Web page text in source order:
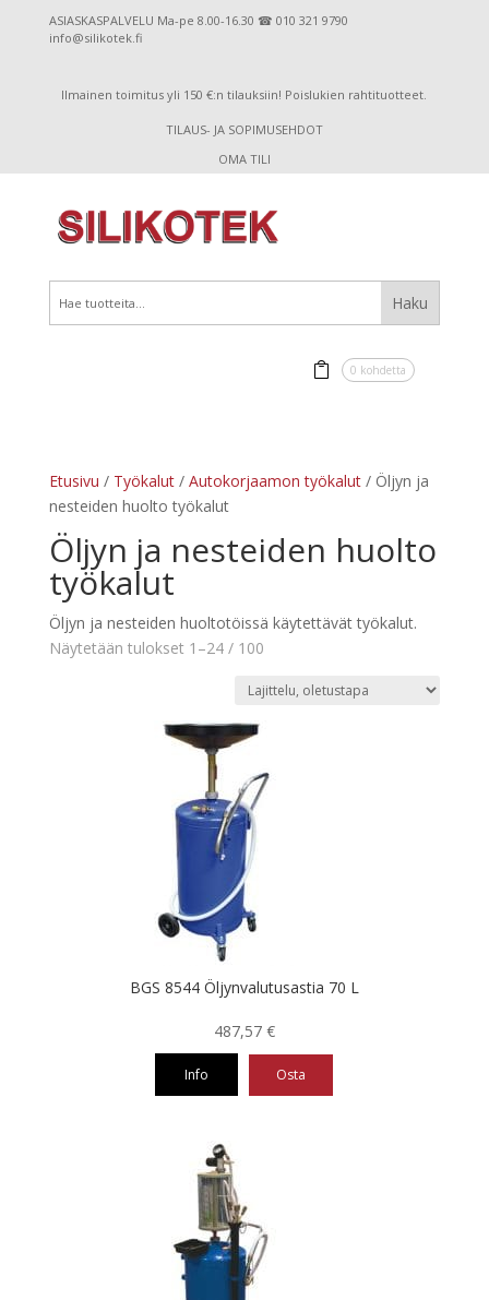
ASIASKASPALVELU Ma-pe 8.00-16.30 ☎ 010 321 9790
info@silikotek.fi
Ilmainen toimitus yli 150 €:n tilauksiin! Poislukien rahtituotteet.
TILAUS- JA SOPIMUSEHDOT
OMA TILI
0 kohdetta
Etusivu / Työkalut/ Autokorjaamon työkalut/ Öljyn ja
nesteiden huolto työkalut
Öljyn ja nesteiden huolto
työkalut
Öljyn ja nesteiden huoltotöissä käytettävät työkalut.
Näytetään tulokset 1–24 / 100
BGS 8544 Öljynvalutusastia 70 L
487,57 €
Info Osta